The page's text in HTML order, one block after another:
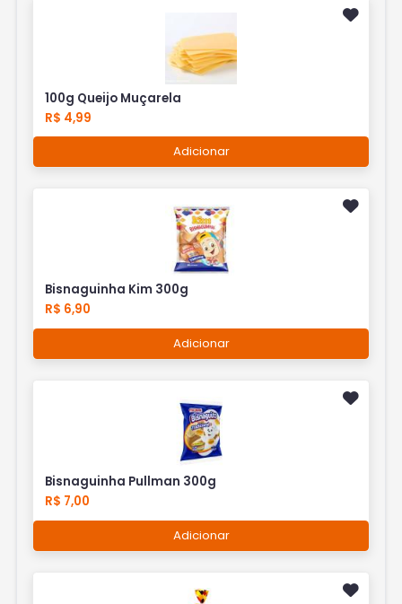
100g Queijo Muçarela
R$ 4,99
Adicionar
Bisnaguinha Kim 300g
R$ 6,90
Adicionar
Bisnaguinha Pullman 300g
R$ 7,00
Adicionar